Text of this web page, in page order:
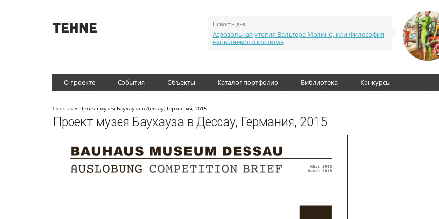
Новость дня
Аэрозольная утопия Вальтера Молино, или Философия
напыляемого костюма
О проекте События Объекты Каталог портфолио Библиотека Конкурсы
Главная » Проект музея Баухауза в Дессау, Германия, 2015
Проект музея Баухауза в Дессау, Германия, 2015